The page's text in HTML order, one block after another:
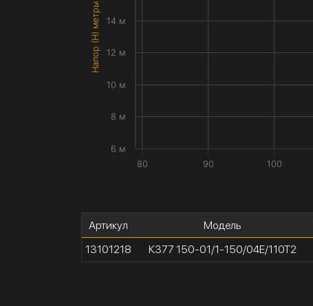
Напор (H) метры
80 90 100
6 м
8 м
10 м
12 м
14 м
Артикул
13101218
Модель
К377 150-01/1-150/04Е/110Т2